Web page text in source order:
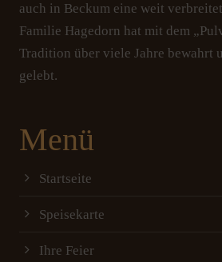
auch in Beckum eine weit
Familie Hagedorn hat mit dem
Tradition über viele Jahre bewahrt
gelebt.
Menü
Startseite
Speisekarte
Ihre Feier